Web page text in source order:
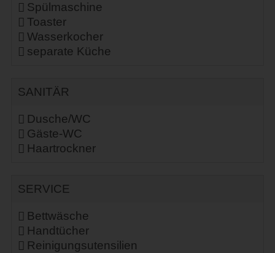
Spülmaschine
Toaster
Wasserkocher
separate Küche
SANITÄR
Dusche/WC
Gäste-WC
Haartrockner
SERVICE
Bettwäsche
Handtücher
Reinigungsutensilien